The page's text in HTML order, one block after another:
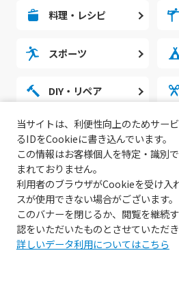
料理・レシピ
スポーツ
DIY・リペア
勉強・スタディ
© 2022 無料動画サイト
当サイトは、利便性向上のためサー
るIDをCookieに書き込んでいます。
この情報はお客様個人を特定・識別
まれておりません。
利用者のブラウザがCookieを受け入
スが使用できない場合がございます。
このバナーを閉じるか、閲覧を継続
認をいただいたものとさせていただき
詳しいデータ利用についてはこちら